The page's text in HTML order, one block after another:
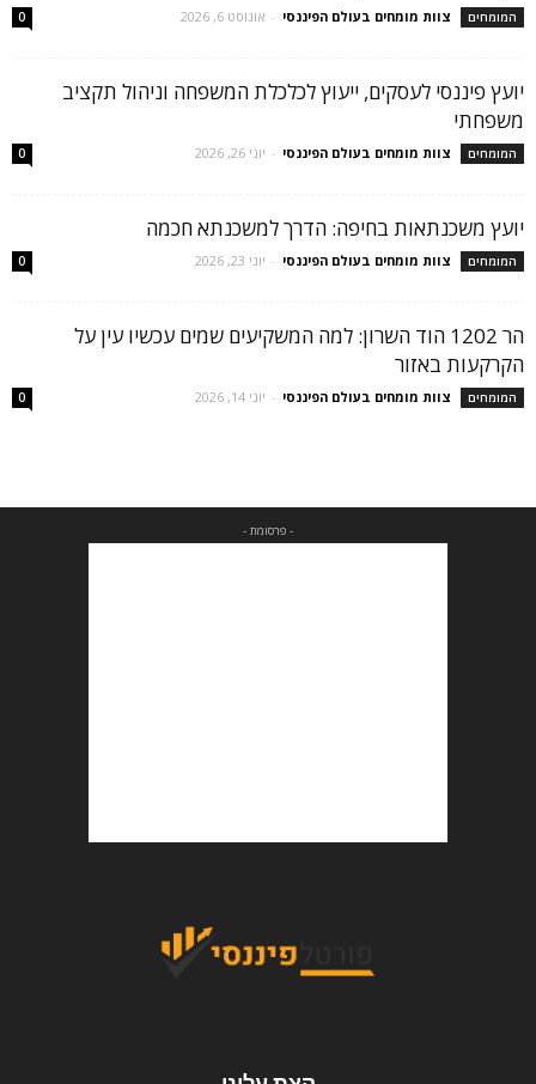
המומחים צוות מומחים בעולם הפיננסי - אוגוסט 6, 2026 0
יועץ פיננסי לעסקים, ייעוץ לכלכלת המשפחה וניהול תקציב
משפחתי
המומחים צוות מומחים בעולם הפיננסי - יוני 26, 2026 0
יועץ משכנתאות בחיפה: הדרך למשכנתא חכמה
המומחים צוות מומחים בעולם הפיננסי - יוני 23, 2026 0
הר 1202 הוד השרון: למה המשקיעים שמים עכשיו עין על
הקרקעות באזור
המומחים צוות מומחים בעולם הפיננסי - יוני 14, 2026 0
- פרסומת -